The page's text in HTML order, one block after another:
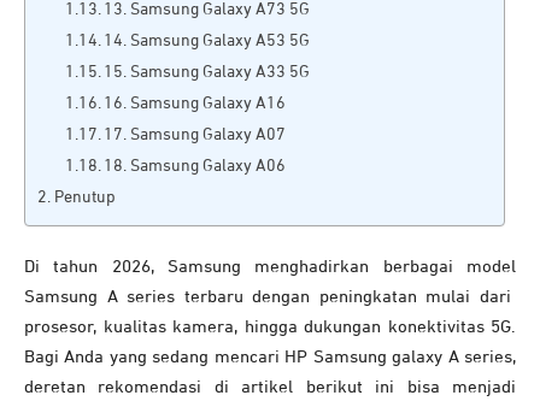
13. Samsung Galaxy A73 5G
14. Samsung Galaxy A53 5G
15. Samsung Galaxy A33 5G
16. Samsung Galaxy A16
17. Samsung Galaxy A07
18. Samsung Galaxy A06
Penutup
Di tahun 2026, Samsung menghadirkan berbagai model
Samsung A series terbaru dengan peningkatan mulai dari
prosesor, kualitas kamera, hingga dukungan konektivitas 5G.
Bagi Anda yang sedang mencari HP Samsung galaxy A series,
deretan rekomendasi di artikel berikut ini bisa menjadi